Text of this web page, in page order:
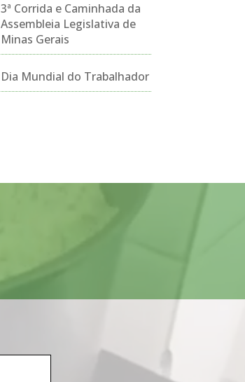
3ª Corrida e Caminhada da
Assembleia Legislativa de
Minas Gerais
Dia Mundial do Trabalhador